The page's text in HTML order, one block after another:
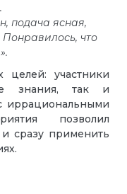
подача ясная,
что
целей: участники
знания, так и
иррациональными
позволил
сразу применить